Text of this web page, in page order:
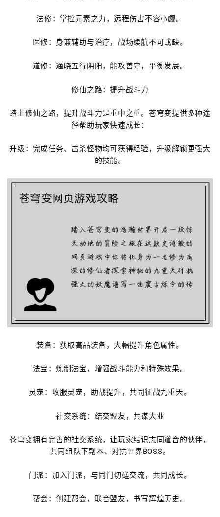
法修：掌控元素之力，远程伤害不容小觑。
医修：身兼辅助与治疗，战场续航不可或缺。
道修：通晓五行阴阳，能攻善守，平衡发展。
修仙之路：提升战斗力
踏上修仙之路，提升战斗力是重中之重。苍穹变提供多种途
径帮助玩家快速成长：
升级：完成任务、击杀怪物均可获得经验，升级解锁更强大
的技能。
装备：获取高品装备，大幅提升角色属性。
法宝：炼制法宝，增强战斗能力和特殊效果。
灵宠：收服灵宠，助战提升，共同征战九重天。
社交系统：结交盟友，共谋大业
苍穹变拥有完善的社交系统，让玩家结识志同道合的伙伴，
共同组队下副本、对抗世界BOSS。
门派：加入门派，与同门切磋交流，共同成长。
帮会：创建帮会，联合盟友，书写辉煌历史。